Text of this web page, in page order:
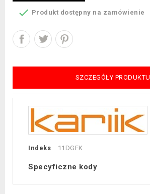
 Produkt dostępny na zamówienie
SZCZEGÓŁY PRODUKTU
Indeks 11DGFK
Specyficzne kody